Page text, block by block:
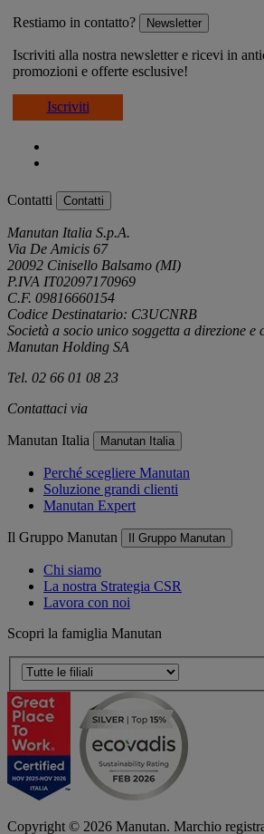
Restiamo in contatto? Newsletter
Iscriviti alla nostra newsletter e ricevi in
promozioni e offerte esclusive!
Iscriviti
Contatti Contatti
Manutan Italia S.p.A.
Via De Amicis 67
20092 Cinisello Balsamo (MI)
P.IVA IT02097170969
C.F. 09816660154
Codice Destinatario: C3UCNRB
Società a socio unico soggetta a direzione e
Manutan Holding SA
Tel. 02 66 01 08 23
Contattaci via
Manutan Italia Manutan Italia
Perché scegliere Manutan
Soluzione grandi clienti
Manutan Expert
Il Gruppo Manutan Il Gruppo Manutan
Chi siamo
La nostra Strategia CSR
Lavora con noi
Scopri la famiglia Manutan
Copyright © 2026 Manutan. Marchio